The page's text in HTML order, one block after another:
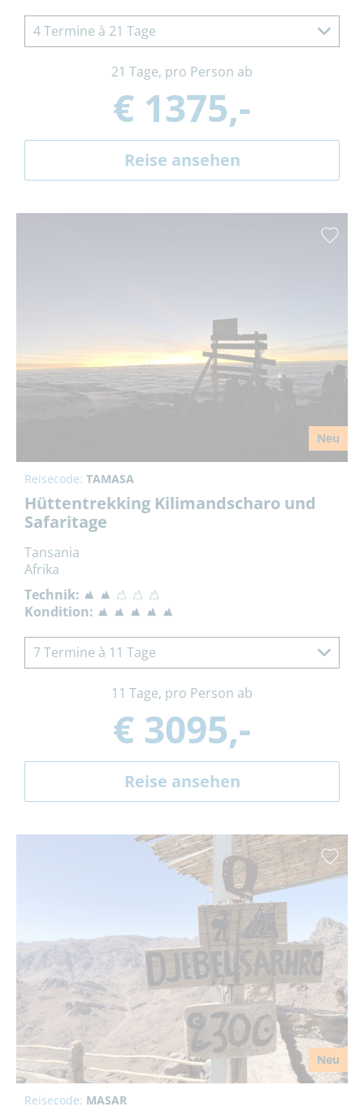
4 Termine à 21 Tage
21 Tage, pro Person ab
€ 1375,-
Reise ansehen
Neu
Reisecode: TAMASA
Hüttentrekking Kilimandscharo und
Safaritage
Tansania
Afrika
Technik:
Kondition:
7 Termine à 11 Tage
11 Tage, pro Person ab
€ 3095,-
Reise ansehen
Neu
Reisecode: MASAR